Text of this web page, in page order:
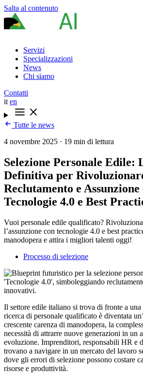
Salta al contenuto
Servizi
Specializzazioni
News
Chi siamo
Contatti
it en
Tutte le news
4 novembre 2025 · 19 min di lettura
Selezione Personale Edile:
Definitiva per
Reclutamento e Assunzione
Tecnologie 4.0 e Best
Vuoi personale edile qualificato?
l’assunzione con tecnologie 4.0 e best
manodopera e attira i migliori talenti oggi!
Processo di selezione
Il settore edile italiano si trova di fronte a una
ricerca di personale qualificato è diventata
crescente carenza di manodopera, la
necessità di attrarre nuove generazioni in un
evoluzione. Imprenditori, responsabili HR e
trovano a navigare in un mercato del lavoro
dove gli errori di selezione possono costare
risorse e produttività.